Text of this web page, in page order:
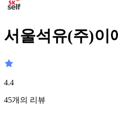
서울석유(주)이
4.4
45개의 리뷰